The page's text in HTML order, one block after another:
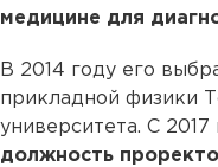
медицине для
В 2014 году его
прикладной физики
университета. С 2017
должность